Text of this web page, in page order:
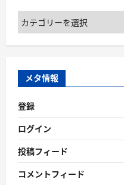
カ
テ
ゴ
ー
メタ情報
登録
ログイン
投稿フィード
コメントフィード